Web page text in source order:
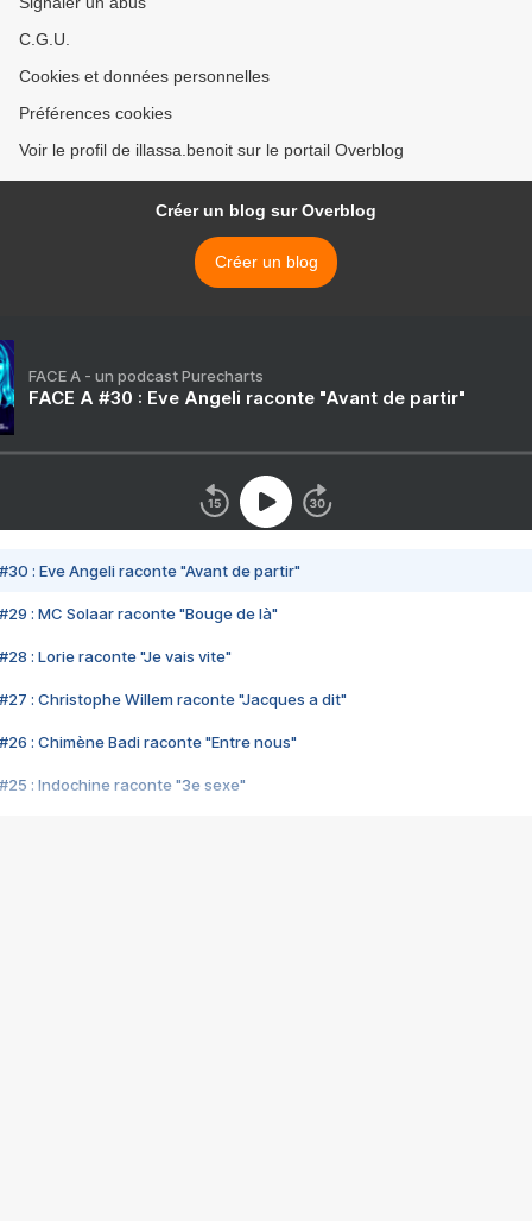
C.G.U.
Cookies et données personnelles
Préférences cookies
Voir le profil de illassa.benoit sur le portail Overblog
Créer un blog sur Overblog
Créer un blog
FACE A - un podcast Purecharts
FACE A #30 : Eve Angeli raconte "Avant de partir"
#30 : Eve Angeli raconte "Avant de partir"
#29 : MC Solaar raconte "Bouge de là"
#28 : Lorie raconte "Je vais vite"
#27 : Christophe Willem raconte "Jacques a dit"
#26 : Chimène Badi raconte "Entre nous"
#25 : Indochine raconte "3e sexe"